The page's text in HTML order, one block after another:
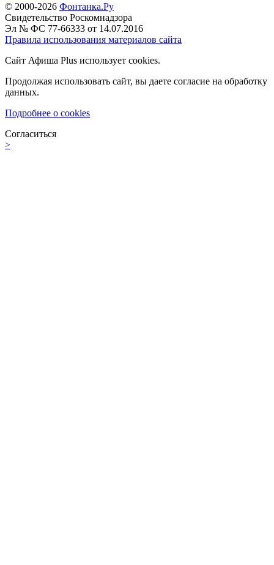
© 2000-2026 Фонтанка.Ру
Свидетельство Роскомнадзора
Эл № ФС 77-66333 от 14.07.2016
Правила использования материалов сайта
Сайт Афиша Plus использует cookies.
Продолжая использовать сайт, вы даете согласие на обработку
данных.
Подробнее о cookies
Согласиться
>